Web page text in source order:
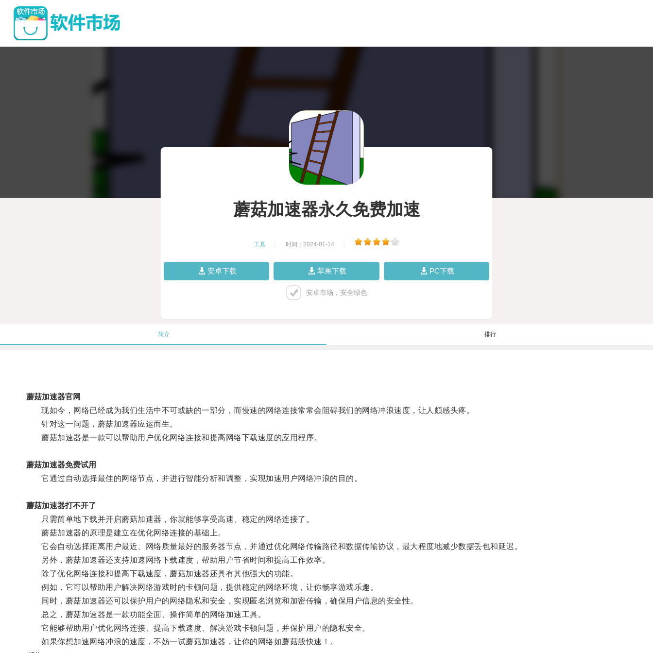
蘑菇加速器永久免费加速
工具 时间：2024-01-14
安卓下载 苹果下载 PC下载
安卓市场，安全绿色
简介 排行
蘑菇加速器官网
现如今，网络已经成为我们生活中不可或缺的一部分，而慢速的网络连接常常会阻碍我们的网络冲浪速度，让人颇感头疼。
针对这一问题，蘑菇加速器应运而生。
蘑菇加速器是一款可以帮助用户优化网络连接和提高网络下载速度的应用程序。
蘑菇加速器免费试用
它通过自动选择最佳的网络节点，并进行智能分析和调整，实现加速用户网络冲浪的目的。
蘑菇加速器打不开了
只需简单地下载并开启蘑菇加速器，你就能够享受高速、稳定的网络连接了。
蘑菇加速器的原理是建立在优化网络连接的基础上。
它会自动选择距离用户最近、网络质量最好的服务器节点，并通过优化网络传输路径和数据传输协议，最大程度地减少数据丢包和延迟。
另外，蘑菇加速器还支持加速网络下载速度，帮助用户节省时间和提高工作效率。
除了优化网络连接和提高下载速度，蘑菇加速器还具有其他强大的功能。
例如，它可以帮助用户解决网络游戏时的卡顿问题，提供稳定的网络环境，让你畅享游戏乐趣。
同时，蘑菇加速器还可以保护用户的网络隐私和安全，实现匿名浏览和加密传输，确保用户信息的安全性。
总之，蘑菇加速器是一款功能全面、操作简单的网络加速工具。
它能够帮助用户优化网络连接、提高下载速度、解决游戏卡顿问题，并保护用户的隐私安全。
如果你想加速网络冲浪的速度，不妨一试蘑菇加速器，让你的网络如蘑菇般快速！。